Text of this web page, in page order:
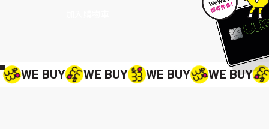
查看更多
WE BUY WE BUY WE BUY WE BUY